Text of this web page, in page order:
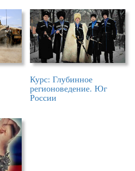
Курс: Глубинное
регионоведение. Юг
России